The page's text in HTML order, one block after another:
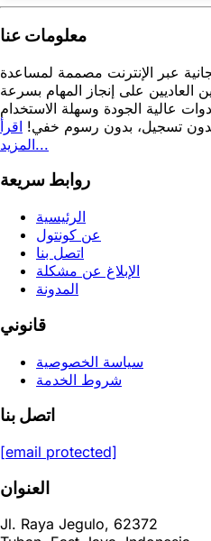
معلومات عنا
عبر الإنترنت مصممة لمساعدة
العاديين على إنجاز المهام بسرعة
عالية الجودة وسهلة الاستخدام
تسجيل، بدون رسوم خفي! اقرأ
المزيد...
روابط سريعة
الرئيسية
عن كونتول
اتصل بنا
الإبلاغ عن مشكلة
المدونة
قانوني
سياسة الخصوصية
شروط الخدمة
اتصل بنا
[email protected]
العنوان
Jl. Raya Jegulo, 62372